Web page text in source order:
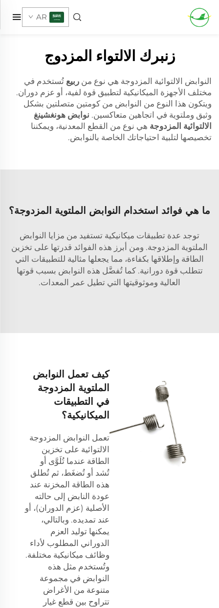
AR
زنبرك الالتواء المزدوج
النوابض الالتوائية المزدوجة هي نوع من ربيع تُستخدم في
مختلف الأجهزة الميكانيكية لتطبيق قوة لفية، أو عزم دوران.
ويتكون هذا النوع من النوابض من كومتين متصلتين بشكل
وثيق وملتوية في اتجاهين متعاكسين. نوابض هونغشينغ
الالتوائية المزدوجة هي نوع من القطع المعدنية، ويمكننا
تخصيصها لتلبية احتياجاتك الخاصة بالنوابض.
ما هي فوائد استخدام النوابض الملتوية المزدوجة؟
توجد عدة تطبيقات ميكانيكية تستفيد من مزايا النوابض
الملتوية المزدوجة. ومن أبرز هذه الفوائد قدرتها على تخزين
الطاقة وإطلاقها بكفاءة، مما يجعلها مثالية للتطبيقات التي
تتطلب قوة دورانية. كما تُفضَّل هذه النوابض بسبب قوتها
العالية وموثوقيتها التي تطيل عمر المعدات.
كيف تعمل النوابض
الملتوية المزدوجة
في التطبيقات
الميكانيكية؟
تعمل النوابض المزدوجة
الالتوائية على تخزين
الطاقة عندما تُلَوَّى أو
تُشد أو تُضغَط، ثم تُطلق
هذه الطاقة المخزنة عند
عودة النابض إلى حالته
الأصلية (عزم الدوران)، أو
عند تمديده. وبالتالي،
يمكنها توليد العزم
الدوراني المطلوب لأداء
وظائف ميكانيكية مختلفة.
وتُستخدم مثل هذه
النوابض في مجموعة
متنوعة من الأغراض
تتراوح بين قطع غيار